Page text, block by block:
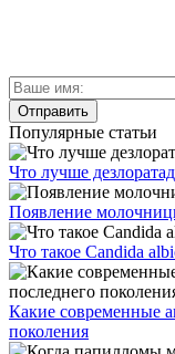
Популярные статьи
Что лучше
Появление
Что такое Candida
Какие современные
поколения